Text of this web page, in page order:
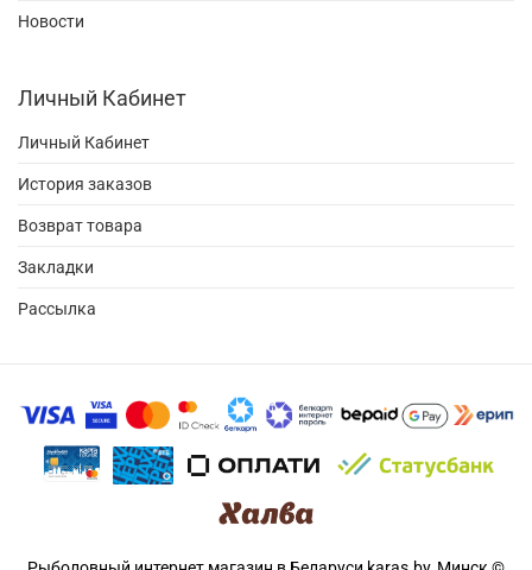
Новости
Личный Кабинет
Личный Кабинет
История заказов
Возврат товара
Закладки
Рассылка